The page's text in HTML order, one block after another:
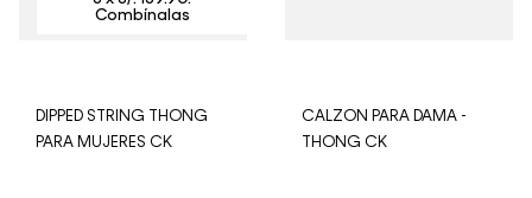
DIPPED STRING THONG
PARA MUJERES CK
CALZON PARA DAMA -
THONG CK